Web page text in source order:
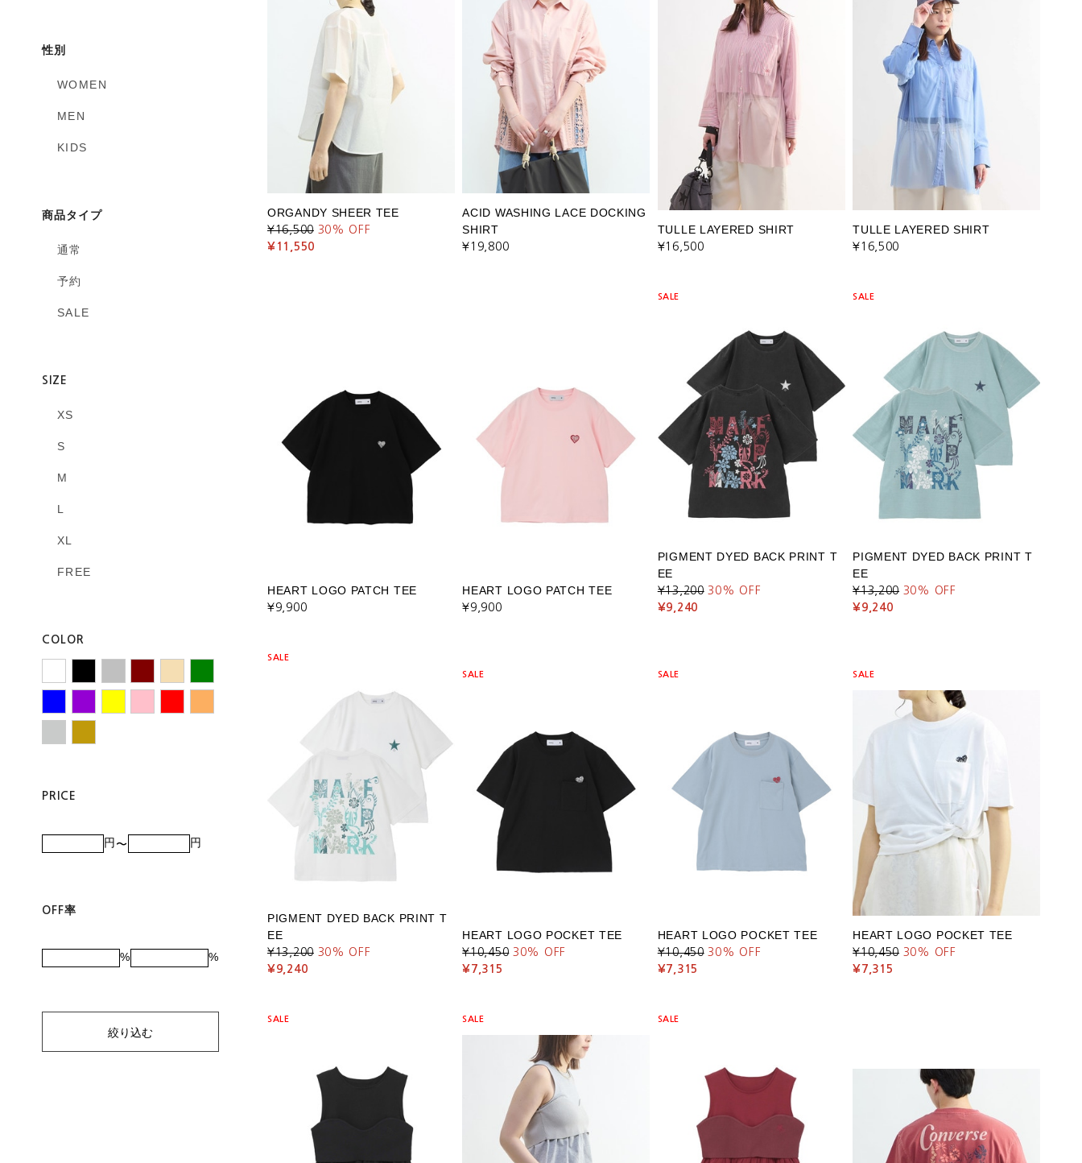
性別
WOMEN
MEN
KIDS
商品タイプ
通常
予約
SALE
SIZE
XS
S
M
L
XL
FREE
COLOR
PRICE
円 円
OFF率
% %
絞り込む
ORGANDY SHEER TEE
¥16,500 30 % OFF
¥11,550
ACID WASHING LACE DOCKING
SHIRT
¥19,800
TULLE LAYERED SHIRT
¥16,500
TULLE LAYERED SHIRT
¥16,500
HEART LOGO PATCH TEE
¥9,900
HEART LOGO PATCH TEE
¥9,900
SALE
PIGMENT DYED BACK PRINT T
EE
¥13,200 30 % OFF
¥9,240
SALE
PIGMENT DYED BACK PRINT T
EE
¥13,200 30 % OFF
¥9,240
SALE
PIGMENT DYED BACK PRINT T
EE
¥13,200 30 % OFF
¥9,240
SALE
HEART LOGO POCKET TEE
¥10,450 30% OFF
¥7,315
SALE
HEART LOGO POCKET TEE
¥10,450 30 % OFF
¥7,315
SALE
HEART LOGO POCKET TEE
¥10,450 30 % OFF
¥7,315
SALE SALE SALE